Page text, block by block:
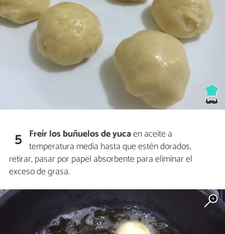
5 Freír los buñuelos de yucaen aceite a
temperatura media hasta que estén dorados,
retirar, pasar por papel absorbente para eliminar el
exceso de grasa.